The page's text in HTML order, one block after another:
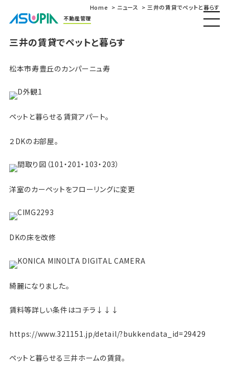
不動産管理
Home ニュース 三井の賃貸でペットと暮らす
三井の賃貸でペットと暮らす
松本市寿豊丘のカンパーニュ寿
ペットと暮らせる賃貸アパート。
２DKのお部屋。
洋室のカーペットをフローリングに変更
DKの床を改修
綺麗になりました。
賃料等詳しい条件はコチラ↓↓↓
https://www.321151.jp/detail/?bukkendata_id=29429
ペットと暮らせる三井ホームの賃貸。